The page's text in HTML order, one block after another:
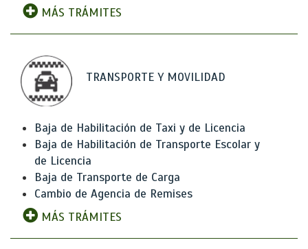
MÁS TRÁMITES
TRANSPORTE Y MOVILIDAD
Baja de Habilitación de Taxi y de Licencia
Baja de Habilitación de Transporte Escolar y
de Licencia
Baja de Transporte de Carga
Cambio de Agencia de Remises
MÁS TRÁMITES